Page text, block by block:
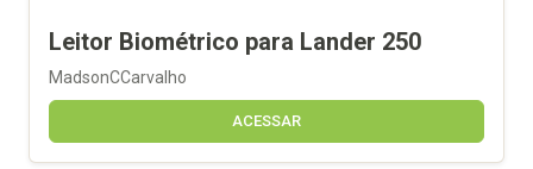
Leitor Biométrico para Lander 250
MadsonCCarvalho
ACESSAR